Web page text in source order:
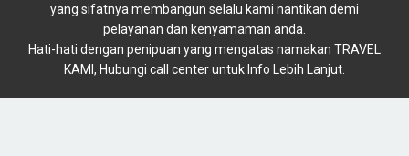
yang sifatnya membangun selalu kami nantikan demi
pelayanan dan kenyamaman anda.
Hati-hati dengan penipuan yang mengatas namakan TRAVEL
KAMI, Hubungi call center untuk Info Lebih Lanjut.